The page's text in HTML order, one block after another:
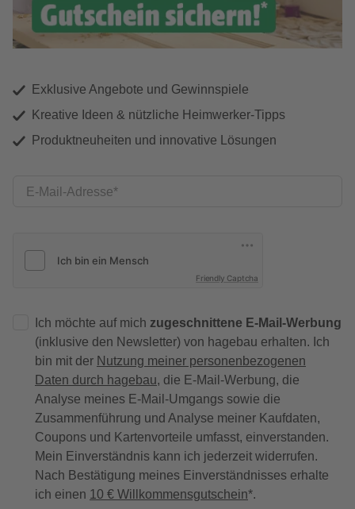
Exklusive Angebote und Gewinnspiele
Kreative Ideen & nützliche Heimwerker-Tipps
Produktneuheiten und innovative Lösungen
E-Mail-Adresse
Friendly Captcha
Ich möchte auf mich zugeschnittene E-Mail-Werbung
(inklusive den Newsletter) von hagebau erhalten. Ich
bin mit der Nutzung meiner personenbezogenen
Daten durch hagebau, die E-Mail-Werbung, die
Analyse meines E-Mail-Umgangs sowie die
Zusammenführung und Analyse meiner Kaufdaten,
Coupons und Kartenvorteile umfasst, einverstanden.
Mein Einverständnis kann ich jederzeit widerrufen.
Nach Bestätigung meines Einverständnisses erhalte
ich einen 10 € Willkommensgutschein*.